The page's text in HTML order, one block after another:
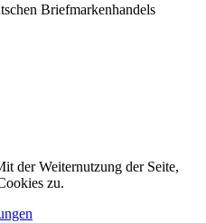
Briefmarkenhandels
der Weiternutzung der Seite,
zu.